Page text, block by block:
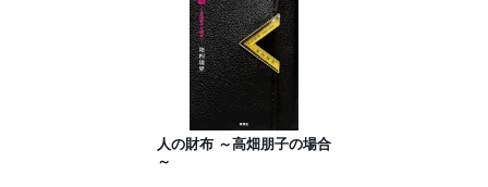
人の財布 ～高畑朋子の場合
～